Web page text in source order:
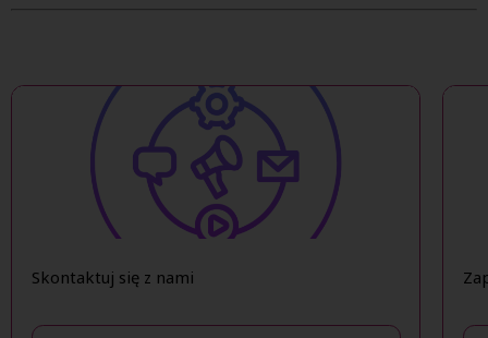
Skontaktuj się z nami